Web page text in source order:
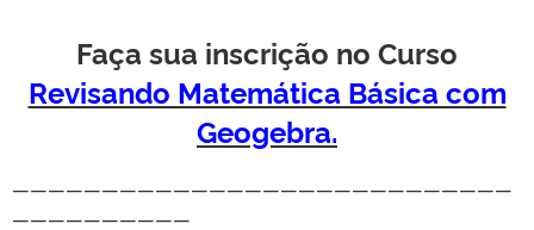
Faça sua inscrição no Curso
Revisando Matemática Básica com
Geogebra.
————————————————————————————
——————————